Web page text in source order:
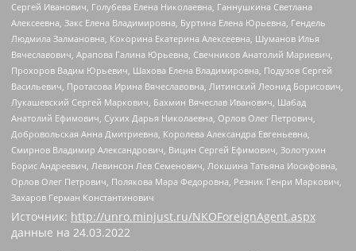
Сергей Иванович, Голубева Елена Николаевна, Ганнушкина Светлана
Алексеевна, Закс Елена Владимировна, Буртина Елена Юрьевна, Гендель
Людмила Залмановна, Кокорина Екатерина Алексеевна, Шуманов Илья
Вячеславович, Арапова Галина Юрьевна, Свечников Анатолий Мариевич,
Прохоров Вадим Юрьевич, Шахова Елена Владимировна, Подузов Сергей
Васильевич, Протасова Ирина Вячеславовна, Литинский Леонид Борисович,
Лукашевский Сергей Маркович, Бахмин Вячеслав Иванович, Шабад
Анатолий Ефимович, Сухих Дарья Николаевна, Орлов Олег Петрович,
Добровольская Анна Дмитриевна, Королева Александра Евгеньевна,
Смирнов Владимир Александрович, Вицин Сергей Ефимович, Золотухин
Борис Андреевич, Левинсон Лев Семенович, Локшина Татьяна Иосифовна,
Орлов Олег Петрович, Полякова Мара Федоровна, Резник Генри Маркович,
Захаров Герман Константинович
Источник: http://unro.minjust.ru/NKOForeignAgent.aspx
данные на 24.03.2022